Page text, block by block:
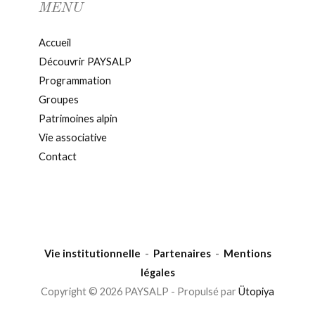
MENU
Accueil
Découvrir PAYSALP
Programmation
Groupes
Patrimoines alpin
Vie associative
Contact
Vie institutionnelle - Partenaires- Mentions
légales
Copyright © 2026 PAYSALP - Propulsé par Ütopiya